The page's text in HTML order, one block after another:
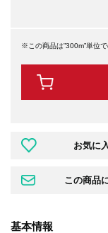
※この商品は”300m”単位で
基本情報